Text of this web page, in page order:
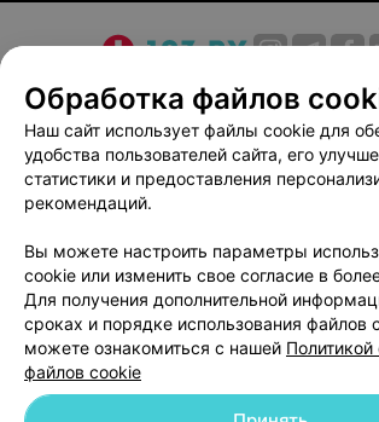
О проекте Новости проекта
Медицинский маркетинг
Пользовательское соглашение
Вакансии
Партнеры
Написать в поддержку
Персональные настройки
Обработка персональных
Обработка файлов
Наш сайт использует файлы cookie для
удобства пользователей сайта, его
статистики и предоставления
рекомендаций.
Вы можете настроить параметры
cookie или изменить свое согласие в
Для получения дополнительной
сроках и порядке использования файлов
можете ознакомиться с нашей Политикой
файлов cookie